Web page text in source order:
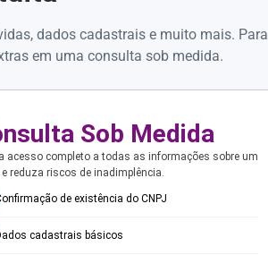
dados cadastrais e muito mais. Para
em uma consulta sob medida.
Sob Medida
acesso completo a todas as informações sobre um
e reduza riscos de inadimplência.
de existência do CNPJ
cadastrais básicos